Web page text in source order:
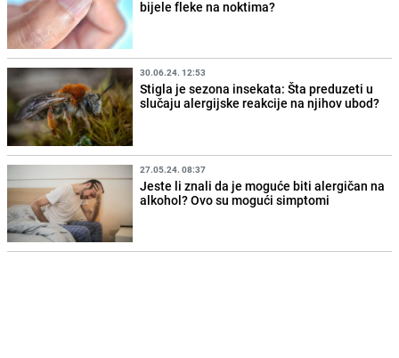
bijele fleke na noktima?
30.06.24. 12:53
Stigla je sezona insekata: Šta preduzeti u
slučaju alergijske reakcije na njihov ubod?
27.05.24. 08:37
Jeste li znali da je moguće biti alergičan na
alkohol? Ovo su mogući simptomi